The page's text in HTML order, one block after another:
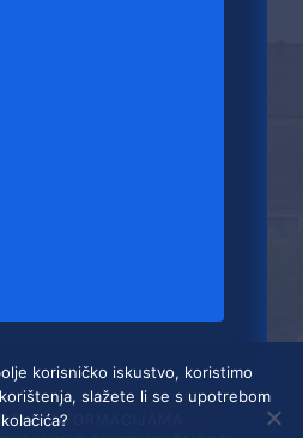
INFORMACIJAMA
korisničko iskustvo, koristimo
slažete li se s upotrebom
kolačića?